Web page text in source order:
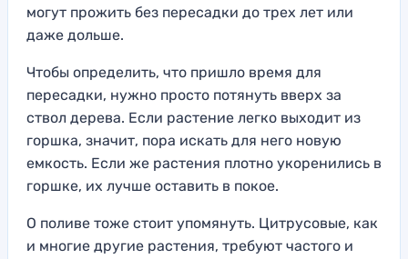
могут прожить без пересадки до трех лет или
даже дольше.
Чтобы определить, что пришло время для
пересадки, нужно просто потянуть вверх за
ствол дерева. Если растение легко выходит из
горшка, значит, пора искать для него новую
емкость. Если же растения плотно укоренились в
горшке, их лучше оставить в покое.
О поливе тоже стоит упомянуть. Цитрусовые, как
и многие другие растения, требуют частого и